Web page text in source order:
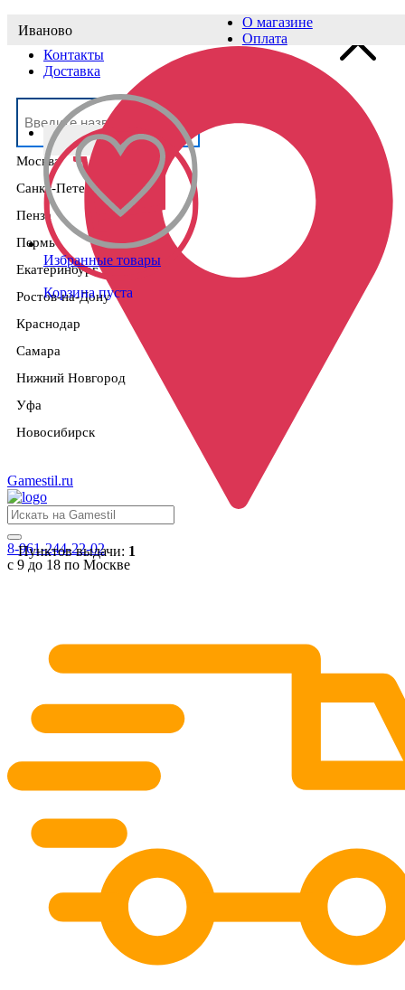
Выберите населённый пункт
Москва
Санкт-Петербург
Пенза
Пермь
Екатеринбург
Ростов-на-Дону
Краснодар
Самара
Нижний Новгород
Уфа
Новосибирск
Иваново
Пунктов выдачи: 1
О магазине
Оплата
Контакты
Доставка
Избранные товары
Корзина пуста
Gamestil.ru
8-961-244-22-02
с 9 до 18 по Москве